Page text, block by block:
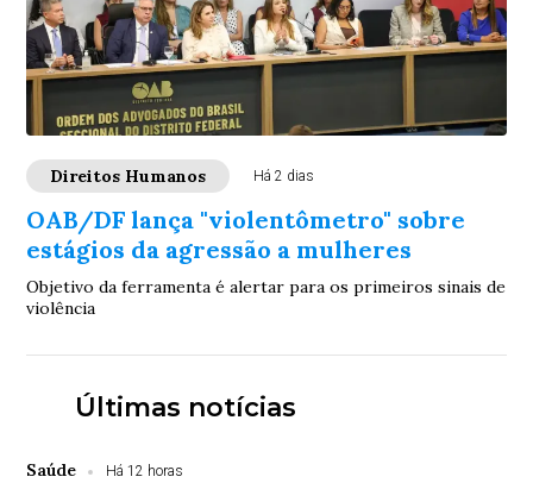
Direitos Humanos Há 2 dias
OAB/DF lança "violentômetro" sobre
estágios da agressão a mulheres
Objetivo da ferramenta é alertar para os primeiros sinais de
violência
Últimas notícias
Saúde Há 12 horas